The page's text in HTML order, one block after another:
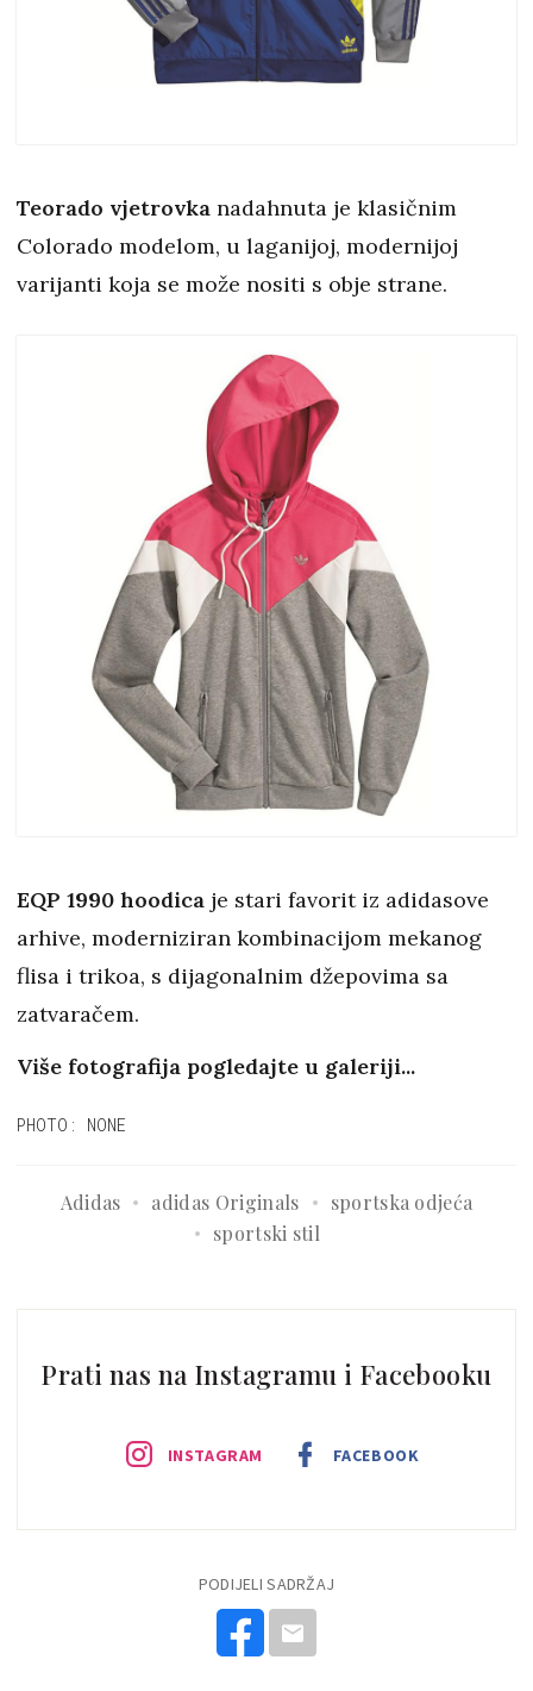
Teorado vjetrovka nadahnuta je klasičnim
Colorado modelom, u laganijoj, modernijoj
varijanti koja se može nositi s obje strane.
EQP 1990 hoodica je stari favorit iz adidasove
arhive, moderniziran kombinacijom mekanog
flisa i trikoa, s dijagonalnim džepovima sa
zatvaračem.
Više fotografija pogledajte u galeriji...
PHOTO: NONE
Adidas adidas Originals
sportska odjeća
sportski stil
Prati nas na Instagramu i Facebooku
INSTAGRAM FACEBOOK
PODIJELI SADRŽAJ